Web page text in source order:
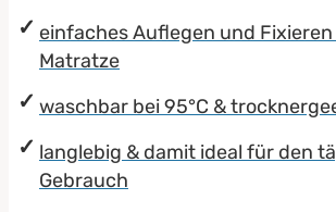
einfaches Auflegen und
Matratze
waschbar bei 95°C &
langlebig & damit ideal für den
Gebrauch